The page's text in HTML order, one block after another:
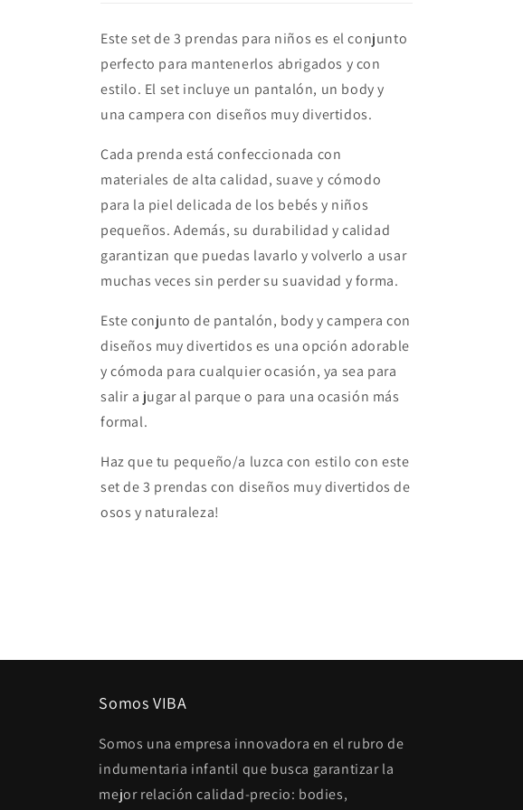
de
larga
de
manga
larga
Este set de 3 prendas para niños es el conjunto
perfecto para mantenerlos abrigados y con
estilo. El set incluye un pantalón, un body y
una campera con diseños muy divertidos.
Cada prenda está confeccionada con
materiales de alta calidad, suave y cómodo
para la piel delicada de los bebés y niños
pequeños. Además, su durabilidad y calidad
garantizan que puedas lavarlo y volverlo a usar
muchas veces sin perder su suavidad y forma.
Este conjunto de pantalón, body y campera con
diseños muy divertidos es una opción adorable
y cómoda para cualquier ocasión, ya sea para
salir a jugar al parque o para una ocasión más
formal.
Haz que tu pequeño/a luzca con estilo con este
set de 3 prendas con diseños muy divertidos de
osos y naturaleza!
Somos VIBA
Somos una empresa innovadora en el rubro de
indumentaria infantil que busca garantizar la
mejor relación calidad-precio: bodies,